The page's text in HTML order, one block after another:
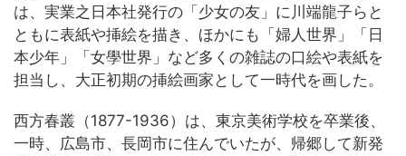
は、実業之日本社発行の「少女の友」に川端龍子らと
ともに表紙や挿絵を描き、ほかにも「婦人世界」「日
本少年」「女學世界」など多くの雑誌の口絵や表紙を
担当し、大正初期の挿絵画家として一時代を画した。
西方春叢（1877-1936）は、東京美術学校を卒業後、
一時、広島市、長岡市に住んでいたが、帰郷して新発